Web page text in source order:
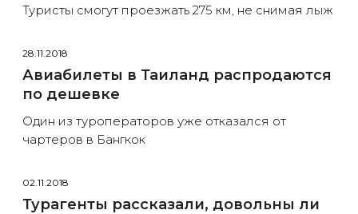
Туристы смогут проезжать 275 км, не снимая лыж
28.11.2018
Авиабилеты в Таиланд распродаются
по дешевке
Один из туроператоров уже отказался от
чартеров в Бангкок
02.11.2018
Турагенты рассказали, довольны ли